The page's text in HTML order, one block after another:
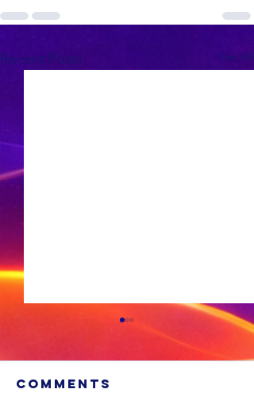
Recent Posts See All
Comments